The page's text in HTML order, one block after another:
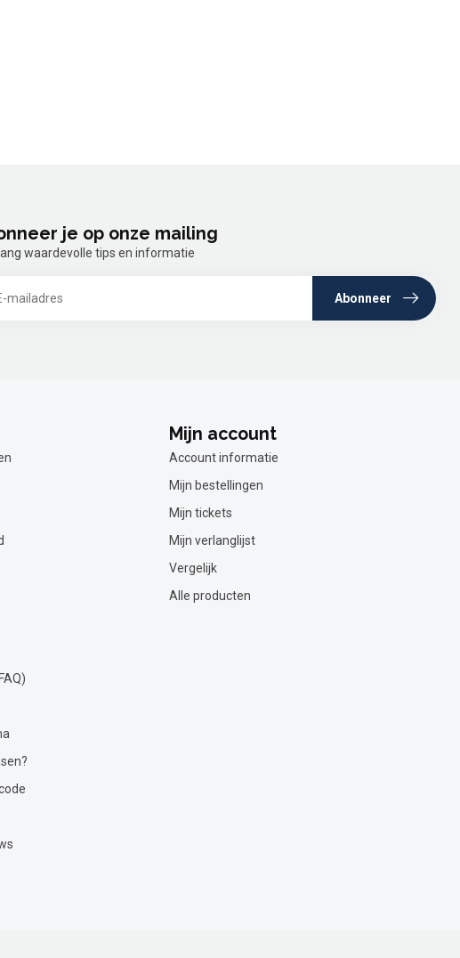
je op onze mailing
waardevolle tips en informatie
Abonneer
Mijn account
Account informatie
Mijn bestellingen
Mijn tickets
Mijn verlanglijst
Vergelijk
Alle producten